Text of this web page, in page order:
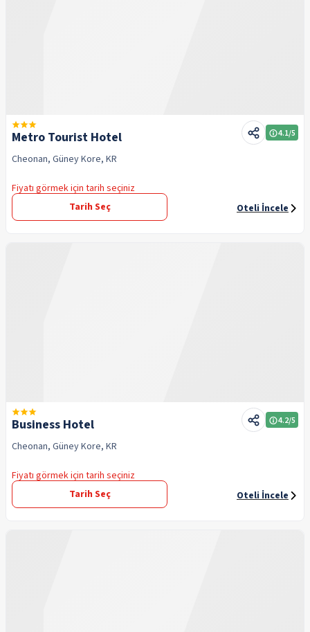
Metro Tourist Hotel 4.1/5
Cheonan, Güney Kore, KR
Fiyatı görmek için tarih seçiniz
Tarih Seç
Oteli İncele
Business Hotel 4.2/5
Cheonan, Güney Kore, KR
Fiyatı görmek için tarih seçiniz
Tarih Seç
Oteli İncele